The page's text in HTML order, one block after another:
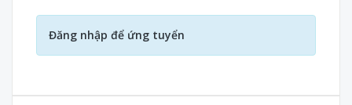
Đăng nhập để ứng tuyển